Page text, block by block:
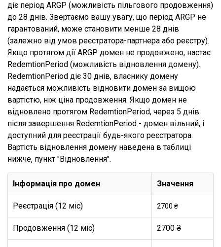
діє період ARGP (можливість пільгового продовження)
до 28 днів. Звертаємо вашу увагу, що період ARGP не
гарантований, може становити менше 28 днів
(залежно від умов реєстратора-партнера або реєстру).
Якщо протягом дії ARGP домен не продовжено, настає
RedemtionPeriod (можливість відновлення домену).
RedemtionPeriod діє 30 днів, власнику домену
надається можливість відновити домен за вищою
вартістю, ніж ціна продовження. Якщо домен не
відновлено протягом RedemtionPeriod, через 5 днів
після завершення RedemtionPeriod - домен вільний, і
доступний для реєстрації будь-якого реєстратора.
Вартість відновлення домену наведена в таблиці
нижче, пункт "Відновлення".
Інформація про домен Значення
Реєстрація (12 міс) 2700 ₴
Продовження (12 міс) 2700 ₴